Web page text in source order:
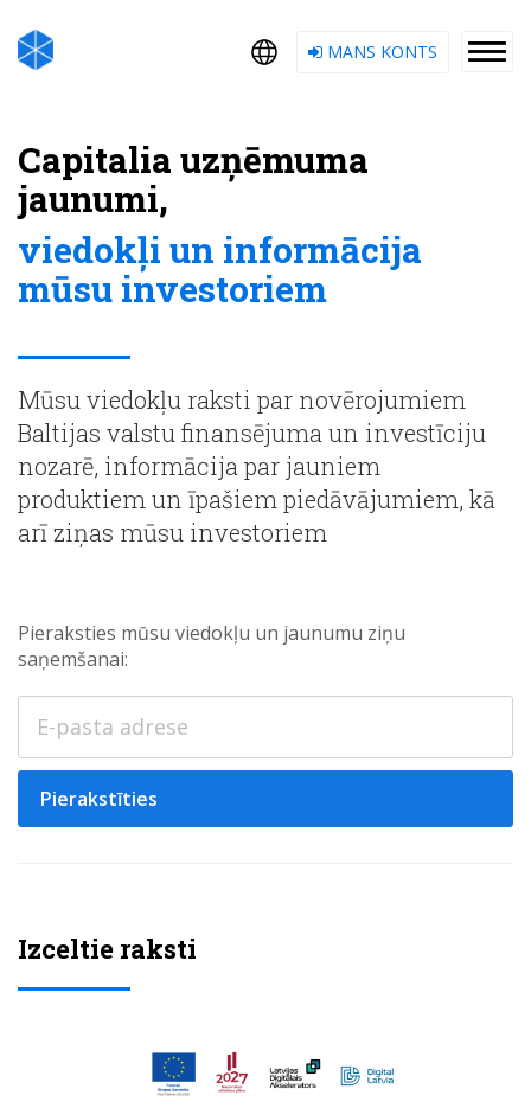
MANS KONTS
Capitalia uzņēmuma
jaunumi,
viedokļi un informācija
mūsu investoriem
Mūsu viedokļu raksti par novērojumiem
Baltijas valstu finansējuma un investīciju
nozarē, informācija par jauniem
produktiem un īpašiem piedāvājumiem, kā
arī ziņas mūsu investoriem
Pieraksties mūsu viedokļu un jaunumu ziņu
saņemšanai:
Pierakstīties
Izceltie raksti